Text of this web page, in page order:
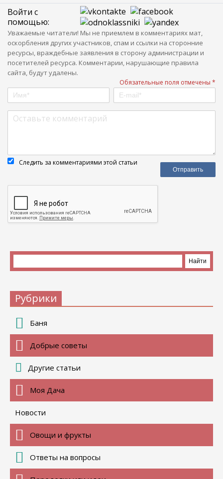
Войти с
помощью:
Уважаемые читатели! Мы не приемлем в комментариях мат,
оскорбления других участников, спам и ссылки на сторонние
ресурсы, враждебные заявления в сторону администрации и
посетителей ресурса. Комментарии, нарушающие правила
сайта, будут удалены.
Обязательные поля отмечены *
Следить за комментариями этой статьи
Рубрики
Баня
Добрые советы
Другие статьи
Моя Дача
Новости
Овощи и фрукты
Ответы на вопросы